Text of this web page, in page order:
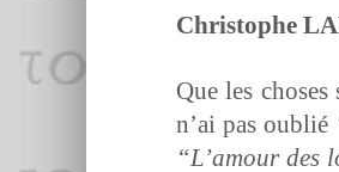
Christophe
Que les
n’ai pas oublié
“L’amour des